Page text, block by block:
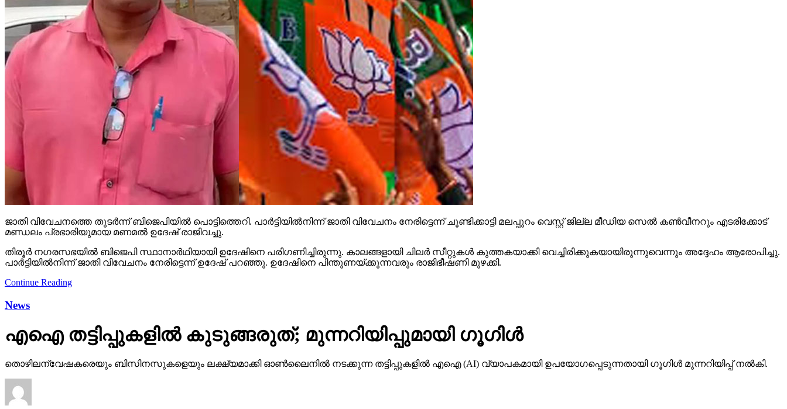
ജാതി വിവേചനത്തെ തുടര്‍ന്ന് ബിജെപിയില്‍ പൊട്ടിത്തെറി. പാര്‍ട്ടിയില്‍നിന്ന് ജാതി വിവേചനം നേരിട്ടെന്ന് ചൂണ്ടിക്കാട്ടി മലപ്പുറം വെസ്റ്റ് ജില്ല മീഡിയ സെല്‍ കണ്‍വീനറും എടരിക്കോട്
മണ്ഡലം പ്രഭാരിയുമായ മണമല്‍ ഉദേഷ് രാജിവച്ചു.
തിരൂര്‍ നഗരസഭയില്‍ ബിജെപി സ്ഥാനാര്‍ഥിയായി ഉദേഷിനെ പരിഗണിച്ചിരുന്നു. കാലങ്ങളായി ചിലര്‍ സീറ്റുകള്‍ കുത്തകയാക്കി വെച്ചിരിക്കുകയായിരുന്നുവെന്നും അദ്ദേഹം ആരോപിച്ചു.
പാര്‍ട്ടിയില്‍നിന്ന് ജാതി വിവേചനം നേരിട്ടെന്ന് ഉദേഷ് പറഞ്ഞു. ഉദേഷിനെ പിന്തുണയ്ക്കുന്നവരും രാജിഭീഷണി മുഴക്കി.
Continue Reading
News
എഐ തട്ടിപ്പുകളില്‍ കുടുങ്ങരുത്; മുന്നറിയിപ്പുമായി ഗൂഗിള്‍
തൊഴിലന്വേഷകരെയും ബിസിനസുകളെയും ലക്ഷ്യമാക്കി ഓണ്‍ലൈനില്‍ നടക്കുന്ന തട്ടിപ്പുകളില്‍ എഐ (AI) വ്യാപകമായി ഉപയോഗപ്പെടുന്നതായി ഗൂഗിള്‍ മുന്നറിയിപ്പ് നല്‍കി.